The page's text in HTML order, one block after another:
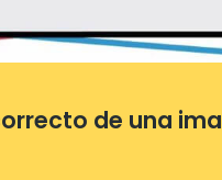
de una